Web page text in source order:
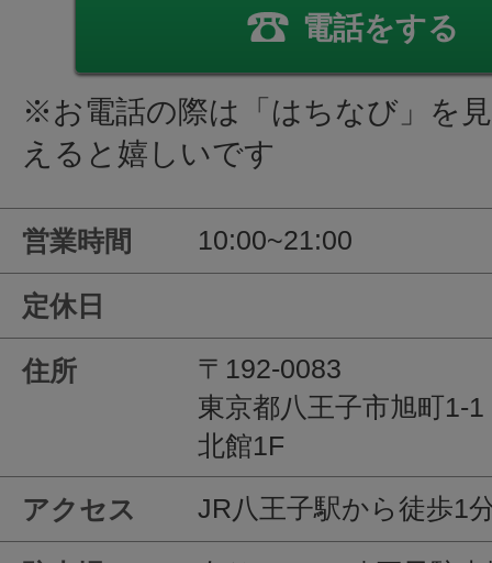
電話をする
※お電話の際は「はちなび」を
えると嬉しいです
営業時間 10:00~21:00
定休日
住所
〒192-0083
東京都八王子市旭町1-
北館1F
アクセス JR八王子駅から徒歩1